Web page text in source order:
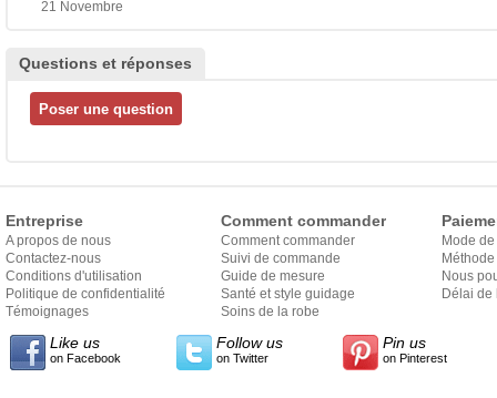
21 Novembre
Questions et réponses
Entreprise
A propos de nous
Contactez-nous
Conditions d'utilisation
Politique de confidentialité
Témoignages
Comment commander
Comment commander
Suivi de commande
Guide de mesure
Santé et style guidage
Soins de la robe
Mode
Nous
Délai de
Like us
on Facebook
Follow us
on Twitter
Pin us
on Pinterest